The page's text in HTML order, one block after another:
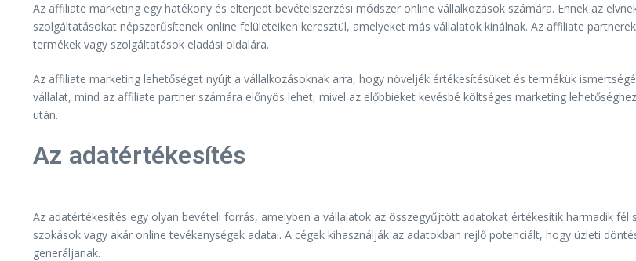
Az affiliate marketing egy hatékony és elterjedt bevételszerzési módszer online vállalkozások számára. Ennek az
szolgáltatásokat népszerűsítenek online felületeiken keresztül, amelyeket más vállalatok kínálnak. Az affiliate
termékek vagy szolgáltatások eladási oldalára.
Az affiliate marketing lehetőséget nyújt a vállalkozásoknak arra, hogy növeljék értékesítésüket és termékük
vállalat, mind az affiliate partner számára előnyös lehet, mivel az előbbieket kevésbé költséges marketing
után.
Az adatértékesítés
Az adatértékesítés egy olyan bevételi forrás, amelyben a vállalatok az összegyűjtött adatokat értékesítik harmadik
szokások vagy akár online tevékenységek adatai. A cégek kihasználják az adatokban rejlő potenciált, hogy üzleti
generáljanak.